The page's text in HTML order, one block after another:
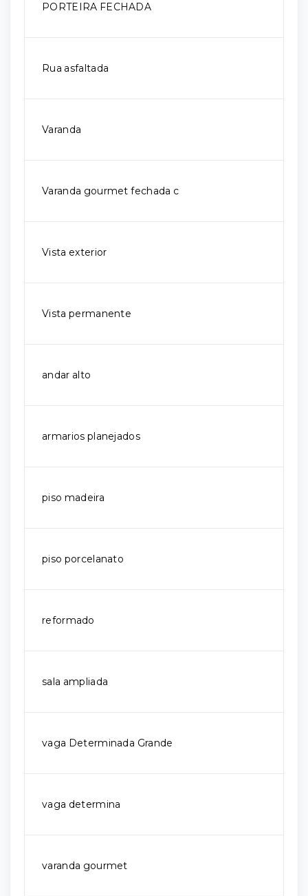
PORTEIRA FECHADA
Rua asfaltada
Varanda
Varanda gourmet fechada c
Vista exterior
Vista permanente
andar alto
armarios planejados
piso madeira
piso porcelanato
reformado
sala ampliada
vaga Determinada Grande
vaga determina
varanda gourmet